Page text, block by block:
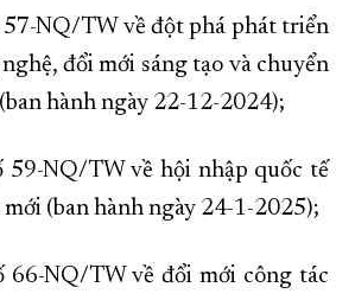
57-NQ/TW về đột phá phát triển
đổi mới sáng tạo và chuyển
hành ngày 22-12-2024);
59-NQ/TW về hội nhập quốc tế
(ban hành ngày 24-1-2025);
66-NQ/TW về đổi mới công tác